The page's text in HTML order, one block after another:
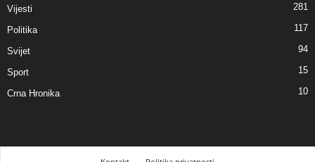
Vijesti 281
Politika 117
Svijet 94
Sport 15
Crna Hronika 10